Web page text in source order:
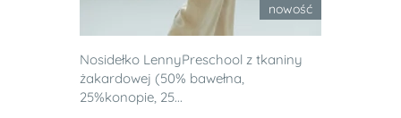
nowość
Nosidełko LennyPreschool z tkaniny
żakardowej (50% bawełna,
25%konopie, 25...